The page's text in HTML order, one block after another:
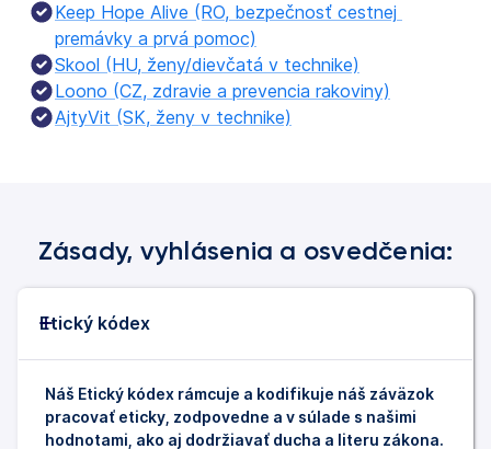
Keep Hope Alive (RO, bezpečnosť cestnej
premávky a prvá pomoc)
Skool (HU, ženy/dievčatá v technike)
Loono (CZ, zdravie a prevencia rakoviny)
AjtyVit (SK, ženy v technike)
Zásady, vyhlásenia a osvedčenia:
Etický kódex
Náš Etický kódex rámcuje a kodifikuje náš záväzok
pracovať eticky, zodpovedne a v súlade s našimi
hodnotami, ako aj dodržiavať ducha a literu zákona.